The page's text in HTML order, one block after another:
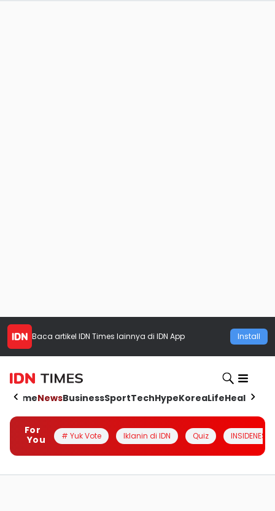
Baca artikel IDN Times lainnya di IDN App Install
HomeNewsBusinessSportTechHypeKoreaLifeHealth
For
You
# Yuk Vote Iklanin di IDN Quiz INSIDENESIA